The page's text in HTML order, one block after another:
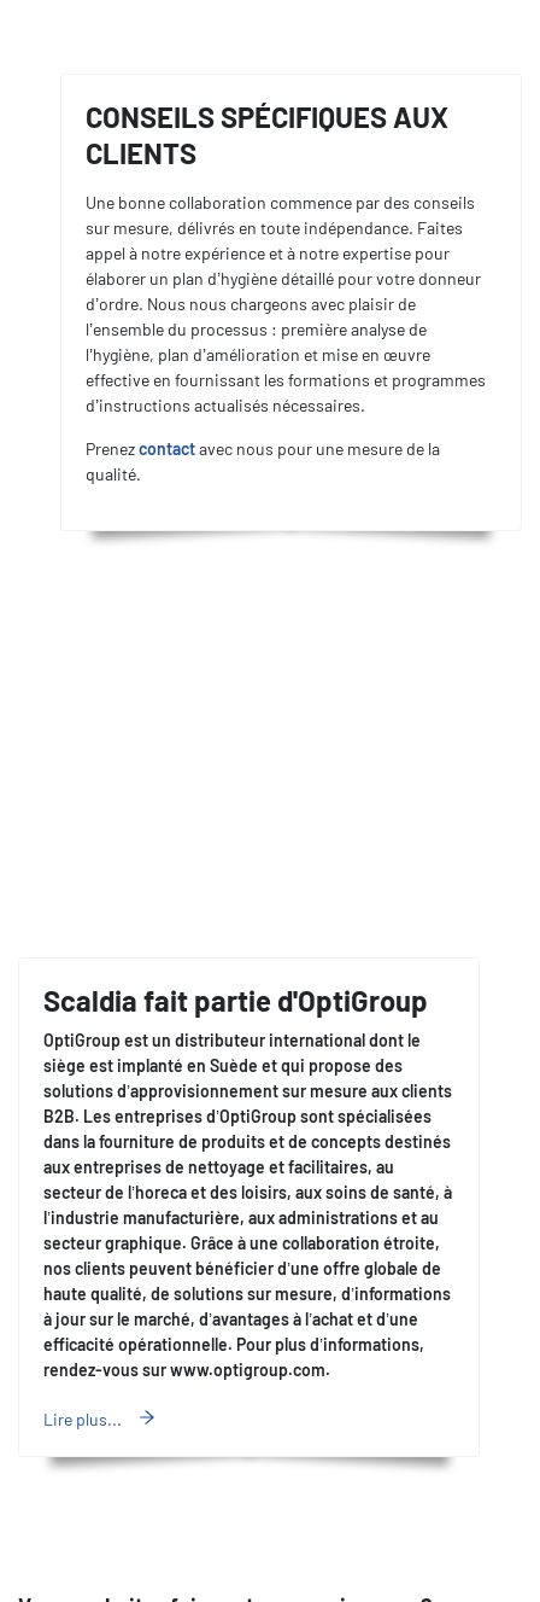
CONSEILS SPÉCIFIQUES AUX
CLIENTS
Une bonne collaboration commence par des conseils
sur mesure, délivrés en toute indépendance. Faites
appel à notre expérience et à notre expertise pour
élaborer un plan d’hygiène détaillé pour votre donneur
d’ordre. Nous nous chargeons avec plaisir de
l’ensemble du processus : première analyse de
l’hygiène, plan d’amélioration et mise en œuvre
effective en fournissant les formations et programmes
d’instructions actualisés nécessaires.
Prenezcontactavec nous pour une mesure de la
qualité.
Scaldia fait partie d'OptiGroup
OptiGroup est un distributeur international dont le
siège est implanté en Suède et qui propose des
solutions d’approvisionnement sur mesure aux clients
B2B. Les entreprises d’OptiGroup sont spécialisées
dans la fourniture de produits et de concepts destinés
aux entreprises de nettoyage et facilitaires, au
secteur de l’horeca et des loisirs, aux soins de santé, à
l’industrie manufacturière, aux administrations et au
secteur graphique. Grâce à une collaboration étroite,
nos clients peuvent bénéficier d’une offre globale de
haute qualité, de solutions sur mesure, d’informations
à jour sur le marché, d’avantages à l’achat et d’une
efficacité opérationnelle. Pour plus d’informations,
rendez-vous surwww.optigroup.com.
Lire plus...